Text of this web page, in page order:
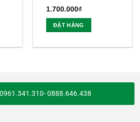
1.700.000₫
ĐẶT HÀNG
0888.646.438